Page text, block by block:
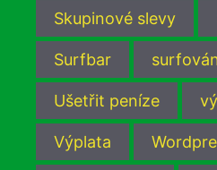
Skupinové slevy
Surfbar
Ušetřit peníze
Výplata